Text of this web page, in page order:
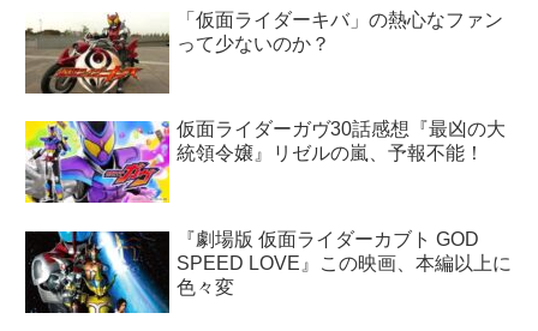
「仮面ライダーキバ」の熱心なファン
って少ないのか？
仮面ライダーガヴ30話感想『最凶の大
統領令嬢』リゼルの嵐、予報不能！
『劇場版 仮面ライダーカブト GOD
SPEED LOVE』この映画、本編以上に
色々変